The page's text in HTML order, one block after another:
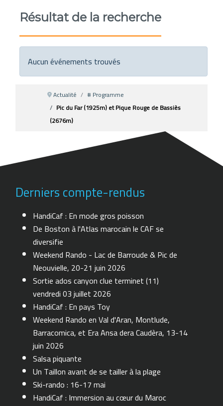
Résultat de la recherche
Aucun événements trouvés
Actualité
# Programme
Pic du Far (1925m) et Pique Rouge de Bassiès
(2676m)
Derniers compte-rendus
HandiCaf : En mode gros poisson
De Boston à l'Atlas marocain le CAF se
diversifie
Weekend Rando - Lac de Barroude & Pic de
Neouvielle, 20-21 juin 2026
Sortie ados canyon clue terminet (11)
vendredi 03 juillet 2026
HandiCaf : En pays Toy
Weekend Rando en Val d'Aran, Montlude,
Barracomica, et Era Ansa dera Caudèra, 13-14
juin 2026
Salsa piquante
Un Taillon avant de se tailler à la plage
Ski-rando : 16-17 mai
HandiCaf : Immersion au cœur du Maroc